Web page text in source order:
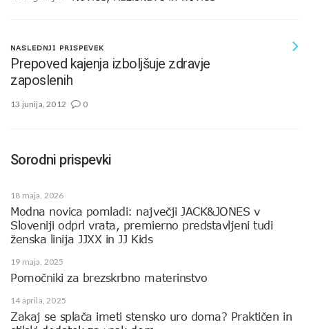
NASLEDNJI PRISPEVEK
Prepoved kajenja izboljšuje zdravje
zaposlenih
13 junija, 2012 0
Sorodni prispevki
18 maja, 2026
Modna novica pomladi: največji JACK&JONES v
Sloveniji odprl vrata, premierno predstavljeni tudi
ženska linija JJXX in JJ Kids
19 maja, 2025
Pomočniki za brezskrbno materinstvo
14 aprila, 2025
Zakaj se splača imeti stensko uro doma? Praktičen in